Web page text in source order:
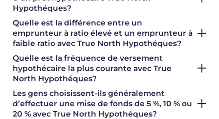
Hypothéques?
Quelle est la différence entre un
emprunteur à ratio élevé et un emprunteur à
faible ratio avec True North Hypothéques?
Quelle est la fréquence de versement
hypothécaire la plus courante avec True
North Hypothéques?
Les gens choisissent-ils généralement
d’effectuer une mise de fonds de 5 %, 10 % ou
20 % avec True North Hypothéques?